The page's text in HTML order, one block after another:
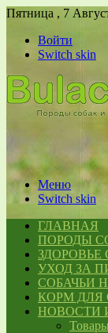
Пятница , 7
Войти
Switch skin
Меню
Switch skin
ГЛАВНАЯ
ПОРОДЫ
ЗДОРОВЬЕ
УХОД ЗА
СОБАЧЬИ
КОРМ ДЛЯ
НОВОСТИ